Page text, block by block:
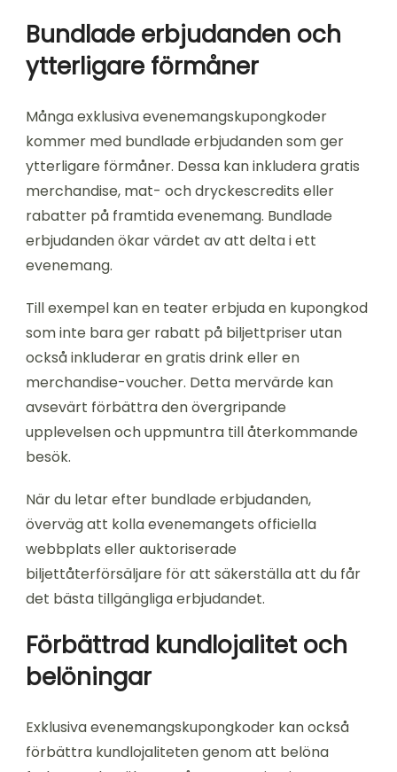
Bundlade erbjudanden och
ytterligare förmåner
Många exklusiva evenemangskupongkoder
kommer med bundlade erbjudanden som ger
ytterligare förmåner. Dessa kan inkludera gratis
merchandise, mat- och dryckescredits eller
rabatter på framtida evenemang. Bundlade
erbjudanden ökar värdet av att delta i ett
evenemang.
Till exempel kan en teater erbjuda en kupongkod
som inte bara ger rabatt på biljettpriser utan
också inkluderar en gratis drink eller en
merchandise-voucher. Detta mervärde kan
avsevärt förbättra den övergripande
upplevelsen och uppmuntra till återkommande
besök.
När du letar efter bundlade erbjudanden,
överväg att kolla evenemangets officiella
webbplats eller auktoriserade
biljettåterförsäljare för att säkerställa att du får
det bästa tillgängliga erbjudandet.
Förbättrad kundlojalitet och
belöningar
Exklusiva evenemangskupongkoder kan också
förbättra kundlojaliteten genom att belöna